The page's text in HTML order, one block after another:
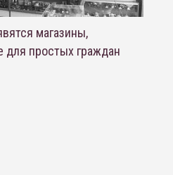
магазины,
для простых граждан